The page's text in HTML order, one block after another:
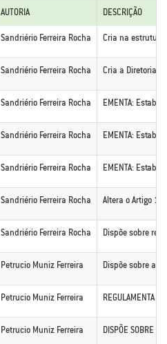
AUTORIA DESCRIÇÃO
Sandriério Ferreira Rocha Cria na estrutura
Sandriério Ferreira Rocha Cria a Diretoria
Sandriério Ferreira Rocha EMENTA:
Sandriério Ferreira Rocha EMENTA:
Sandriério Ferreira Rocha EMENTA:
Sandriério Ferreira Rocha Altera o Artigo
Sandriério Ferreira Rocha Dispõe sobre
Petrucio Muniz Ferreira Dispõe sobre a
Petrucio Muniz Ferreira REGULAMENTA O
Petrucio Muniz Ferreira DISPÕE SOBRE A